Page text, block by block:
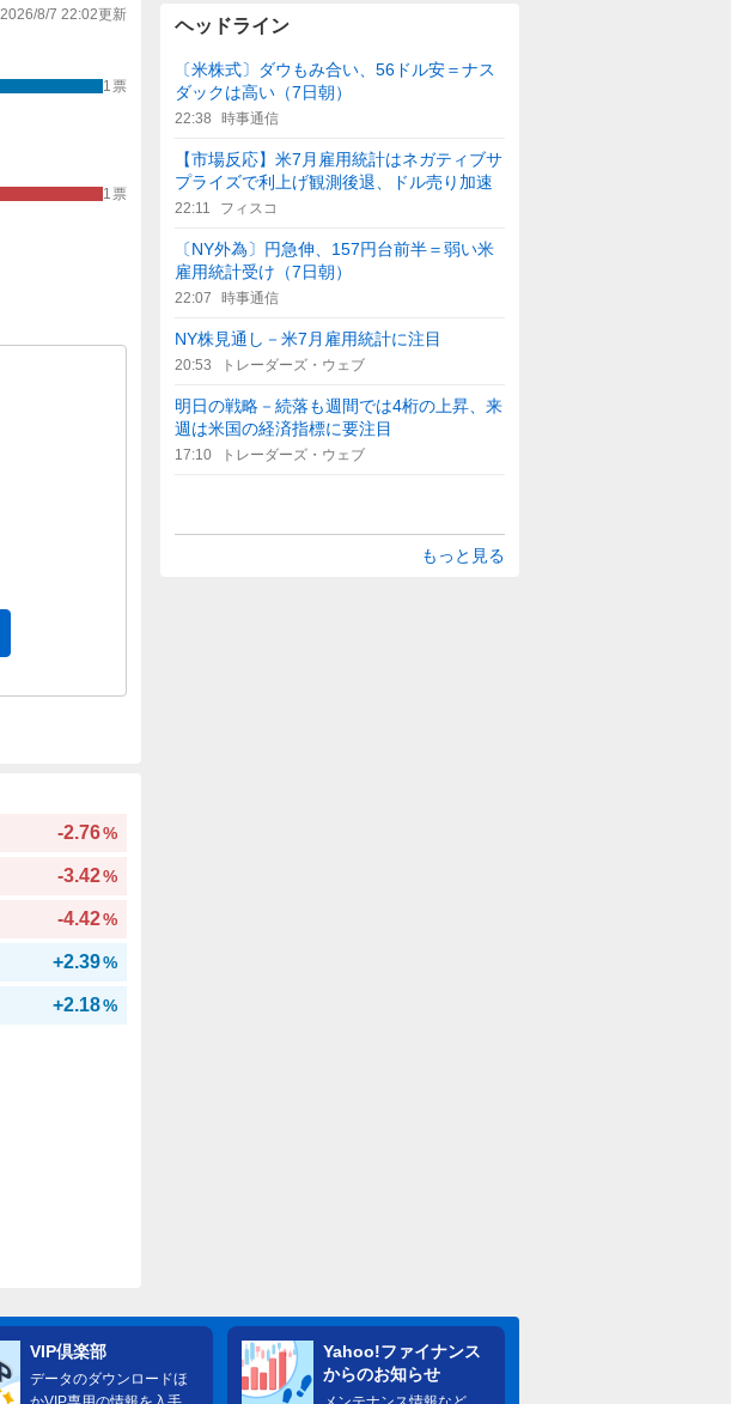
2026/8/7 22:02更新
1 票
1 票
-2.76%
-3.42%
-4.42%
+2.39%
+2.18%
ヘッドライン
〔米株式〕ダウもみ合い、56ドル安＝ナス
ダックは高い（7日朝）
22:38 時事通信
【市場反応】米7月雇用統計はネガティブサ
プライズで利上げ観測後退、ドル売り加速
22:11 フィスコ
〔NY外為〕円急伸、157円台前半＝弱い米
雇用統計受け（7日朝）
22:07 時事通信
NY株見通し－米7月雇用統計に注目
20:53 トレーダーズ・ウェブ
明日の戦略－続落も週間では4桁の上昇、来
週は米国の経済指標に要注目
17:10 トレーダーズ・ウェブ
もっと見る
VIP倶楽部
データのダウンロードほ
Yahoo!ファイナンス
からのお知らせ